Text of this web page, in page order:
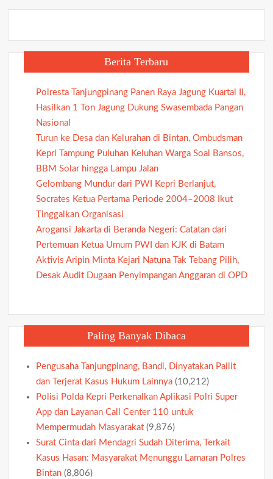
Berita Terbaru
Polresta Tanjungpinang Panen Raya Jagung Kuartal II,
Hasilkan 1 Ton Jagung Dukung Swasembada Pangan
Nasional
Turun ke Desa dan Kelurahan di Bintan, Ombudsman
Kepri Tampung Puluhan Keluhan Warga Soal Bansos,
BBM Solar hingga Lampu Jalan
Gelombang Mundur dari PWI Kepri Berlanjut,
Socrates Ketua Pertama Periode 2004–2008 Ikut
Tinggalkan Organisasi
Arogansi Jakarta di Beranda Negeri: Catatan dari
Pertemuan Ketua Umum PWI dan KJK di Batam
Aktivis Aripin Minta Kejari Natuna Tak Tebang Pilih,
Desak Audit Dugaan Penyimpangan Anggaran di OPD
Paling Banyak Dibaca
Pengusaha Tanjungpinang, Bandi, Dinyatakan Pailit
dan Terjerat Kasus Hukum Lainnya (10,212)
Polisi Polda Kepri Perkenalkan Aplikasi Polri Super
App dan Layanan Call Center 110 untuk
Mempermudah Masyarakat (9,876)
Surat Cinta dari Mendagri Sudah Diterima, Terkait
Kasus Hasan: Masyarakat Menunggu Lamaran Polres
Bintan (8,806)